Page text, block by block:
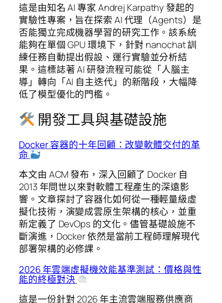
這是由知名 AI 專家 Andrej Karpathy 發起的
實驗性專案，旨在探索 AI 代理（Agents）是
否能獨立完成機器學習的研究工作。該系統
能夠在單個 GPU 環境下，針對 nanochat 訓
練任務自動提出假設、運行實驗並分析結
果。這標誌著 AI 研發流程可能從「人腦主
導」轉向「AI 自主迭代」的新階段，大幅降
低了模型優化的門檻。
開發工具與基礎設施
Docker 容器的十年回顧：改變軟體交付的革
命
本文由 ACM 發布，深入回顧了 Docker 自
2013 年問世以來對軟體工程產生的深遠影
響。文章探討了容器化如何從一種輕量級虛
擬化技術，演變成雲原生架構的核心，並重
新定義了 DevOps 的文化。儘管基礎設施不
斷演進，Docker 依然是當前工程師理解現代
部署架構的必修課。
2026 年雲端虛擬機效能基準測試：價格與性
能的終極對決
這是一份針對 2026 年主流雲端服務供應商